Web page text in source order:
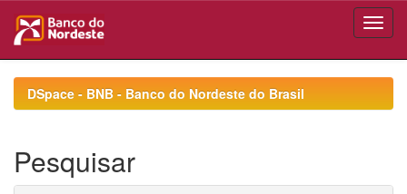
navigationDSpace - BNB - Banco do Nordeste do Brasil
Pesquisar